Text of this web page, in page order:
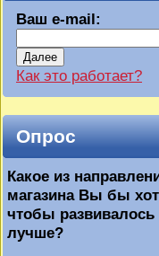
Ваш e-mail:
Далее
Как это работает?
Опрос
Какое из
магазина Вы бы
чтобы развивалось
лучше?